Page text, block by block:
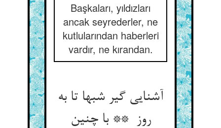
Başkaları, yıldızları
ancak seyrederler, ne
kutlularından haberleri
vardır, ne kırandan.
آشنایی گیر شبها تا به
روز ** با چنین